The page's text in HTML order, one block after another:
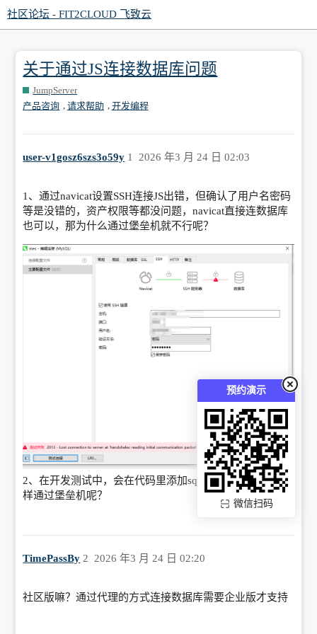
预约演示
微信扫码
社区论坛 - FIT2CLOUD 飞致云
关于通过JS连接数据库问题
JumpServer
产品咨询
请求帮助 开发编程
user-v1gosz6szs3o59y 2026 年3 月 24 日 02:03
1
1、通过navicat设置SSH连接JS出错，但确认了用户名密码
等是没错的，资产权限等都没问题，navicat直接连数据库
也可以，那为什么通过堡垒机就不行呢？
2、在开发测试中，会在代码里添加sql语句，这种情况怎
样通过堡垒机呢？
TimePassBy 2026 年3 月 24 日 02:20
2
社区版嘛？通过代理的方式连接数据库需要企业版才支持